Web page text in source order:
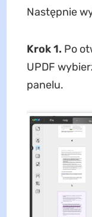
Następnie
Krok 1. Po
UPDF
panelu.